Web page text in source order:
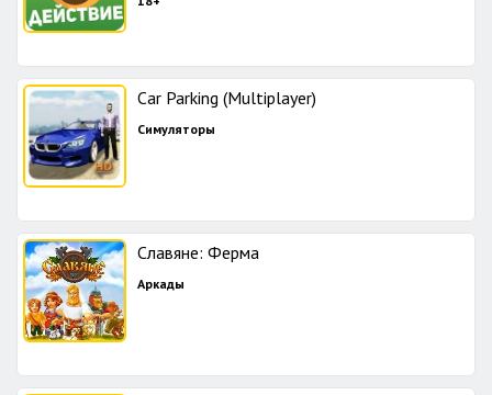
Car Parking (Multiplayer)
Симуляторы
Славяне: Ферма
Аркады